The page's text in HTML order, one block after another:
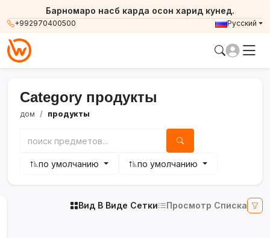
+992970400500
Барномаро насб карда осон харид кунед.
Русский
Category продукты
дом продукты
по умолчанию по умолчанию
Вид В Виде Сетки Просмотр Списка